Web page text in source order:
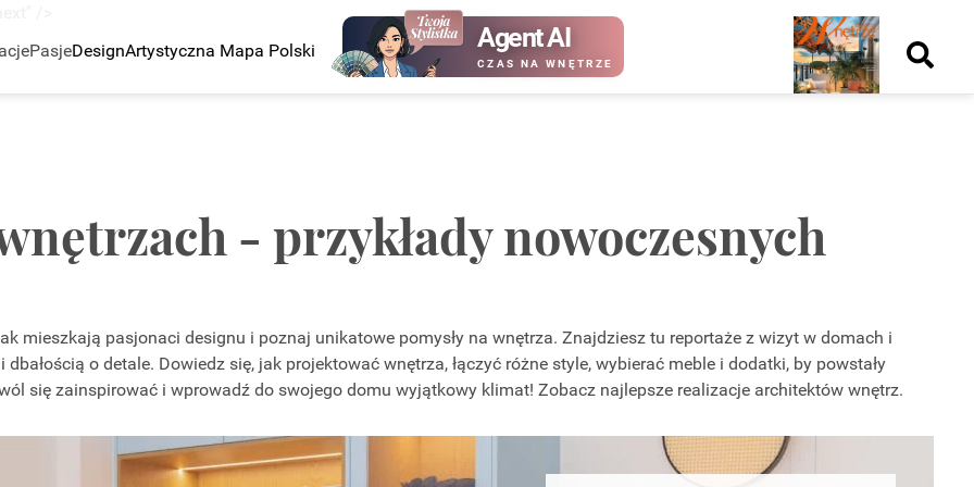
PasjeDesignArtystyczna Mapa Polski Agent AI
CZAS NA WNĘTRZE
Nowy
numer
kup ten
numer
- przykłady nowoczesnych
mieszkają pasjonaci designu i poznaj unikatowe pomysły na wnętrza. Znajdziesz tu reportaże z wizyt w domach i
o detale. Dowiedz się, jak projektować wnętrza, łączyć różne style, wybierać meble i dodatki, by powstały
się zainspirować i wprowadź do swojego domu wyjątkowy klimat! Zobacz najlepsze realizacje architektów wnętrz.